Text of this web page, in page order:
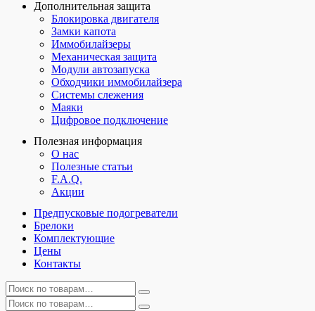
Дополнительная защита
Блокировка двигателя
Замки капота
Иммобилайзеры
Механическая защита
Модули автозапуска
Обходчики иммобилайзера
Системы слежения
Маяки
Цифровое подключение
Полезная информация
О нас
Полезные статьи
F.A.Q.
Акции
Предпусковые подогреватели
Брелоки
Комплектующие
Цены
Контакты
Искать:
Искать: